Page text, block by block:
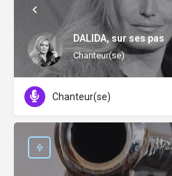
DALIDA, sur ses pas
Chanteur(se)
Chanteur(se)